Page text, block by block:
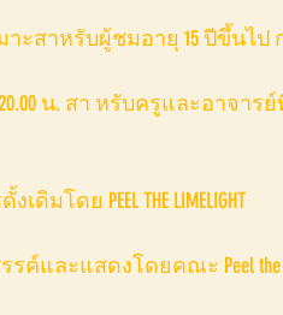
าะสาหรับผู้ชมอายุ 15 ปีขึ้นไ
น. สา หรับครูและอาจ
งเดิมโดย PEEL THE LIMELIGHT
ค์และแสดงโดยคณะ Peel the